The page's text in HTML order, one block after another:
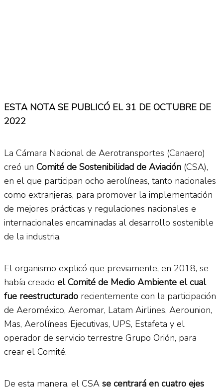
ESTA NOTA SE PUBLICÓ EL 31 DE OCTUBRE DE
2022
La Cámara Nacional de Aerotransportes (Canaero)
creó un Comité de Sostenibilidad de Aviación (CSA),
en el que participan ocho aerolíneas, tanto nacionales
como extranjeras, para promover la implementación
de mejores prácticas y regulaciones nacionales e
internacionales encaminadas al desarrollo sostenible
de la industria.
El organismo explicó que previamente, en 2018, se
había creado el Comité de Medio Ambiente el cual
fue reestructurado recientemente con la participación
de Aeroméxico, Aeromar, Latam Airlines, Aerounion,
Mas, Aerolíneas Ejecutivas, UPS, Estafeta y el
operador de servicio terrestre Grupo Orión, para
crear el Comité.
De esta manera, el CSA se centrará en cuatro ejes